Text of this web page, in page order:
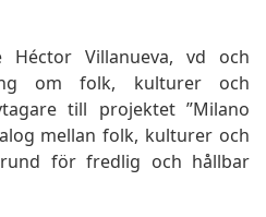
Héctor Villanueva, vd och
om folk, kulturer och
till projektet ”Milano
mellan folk, kulturer och
för fredlig och hållbar